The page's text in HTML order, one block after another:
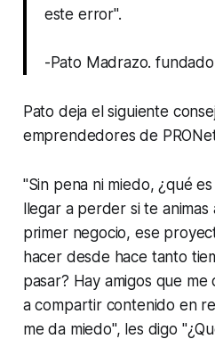
este error".
-Pato Madrazo.
Pato deja el siguiente
emprendedores de
"Sin pena ni miedo, ¿qué
llegar a perder si te animas
primer negocio, ese
hacer desde hace tanto
pasar? Hay amigos que
a compartir contenido en
me da miedo", les digo